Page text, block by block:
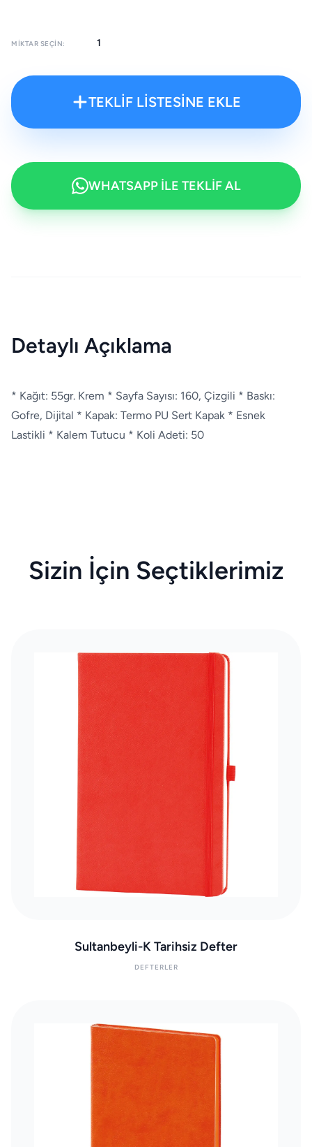
MIKTAR SEÇIN:
TEKLİF LİSTESİNE EKLE
WHATSAPP İLE TEKLİF AL
Detaylı Açıklama
* Kağıt: 55gr. Krem * Sayfa Sayısı: 160, Çizgili * Baskı:
Gofre, Dijital * Kapak: Termo PU Sert Kapak * Esnek
Lastikli * Kalem Tutucu * Koli Adeti: 50
Sizin İçin Seçtiklerimiz
Sultanbeyli-K Tarihsiz Defter
DEFTERLER